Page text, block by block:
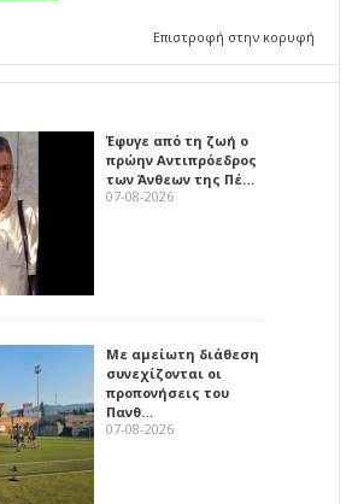
Επιστροφή στην κορυφή
Έφυγε από τη ζωή ο
πρώην Αντιπρόεδρος
των Άνθεων της Πέ…
07-08-2026
Με αμείωτη διάθεση
συνεχίζονται οι
προπονήσεις του
Πανθ…
07-08-2026